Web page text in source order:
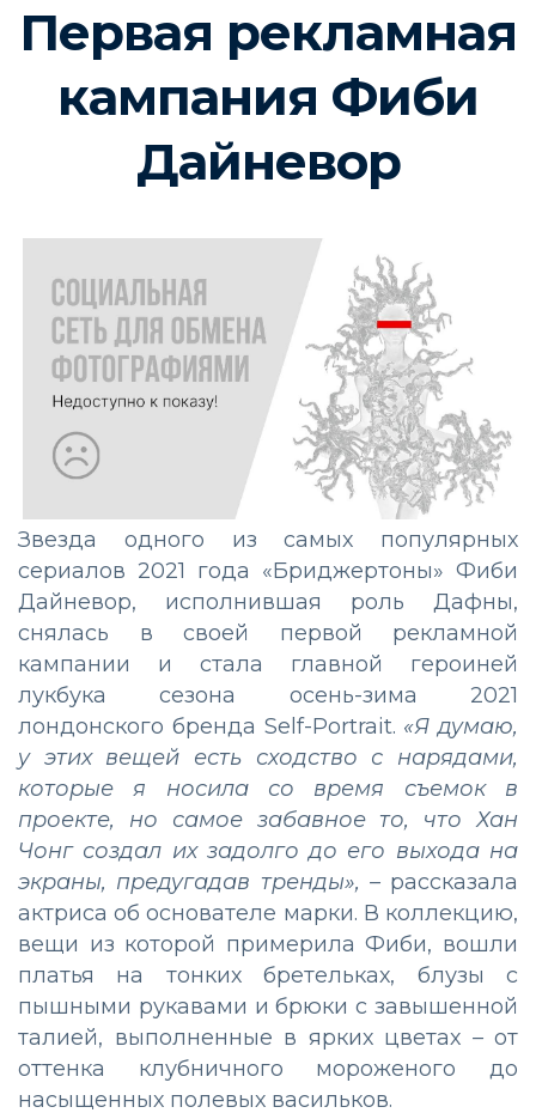
Первая рекламная
кампания Фиби
Дайневор
Звезда одного из самых популярных
сериалов 2021 года «Бриджертоны» Фиби
Дайневор, исполнившая роль Дафны,
снялась в своей первой рекламной
кампании и стала главной героиней
лукбука сезона осень-зима 2021
лондонского бренда Self-Portrait. «Я думаю,
у этих вещей есть сходство с нарядами,
которые я носила со время съемок в
проекте, но самое забавное то, что Хан
Чонг создал их задолго до его выхода на
экраны, предугадав тренды», –рассказала
актриса об основателе марки. В коллекцию,
вещи из которой примерила Фиби, вошли
платья на тонких бретельках, блузы с
пышными рукавами и брюки с завышенной
талией, выполненные в ярких цветах –от
оттенка клубничного мороженого до
насыщенных полевых васильков.